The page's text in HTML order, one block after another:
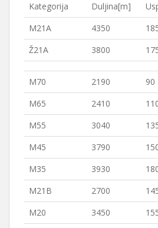
Kategorija Duljina[m]
M21A
4350
Ž21A
3800
M70 2190 90
M65
2410
M55
3040
M45
3790
M35
3930
M21B
2700
M20
3450